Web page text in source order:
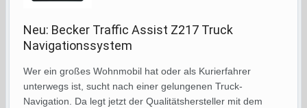
Neu: Becker Traffic Assist Z217 Truck
Navigationssystem
Wer ein großes Wohnmobil hat oder als Kurierfahrer
unterwegs ist, sucht nach einer gelungenen Truck-
Navigation. Da legt jetzt der Qualitätshersteller mit dem